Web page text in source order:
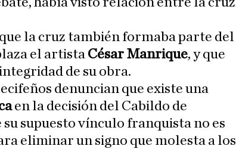
la cruz también formaba parte del
el artista César Manrique, y que
de su obra.
denuncian que existe una
en la decisión del Cabildo de
supuesto vínculo franquista no es
eliminar un signo que molesta a los